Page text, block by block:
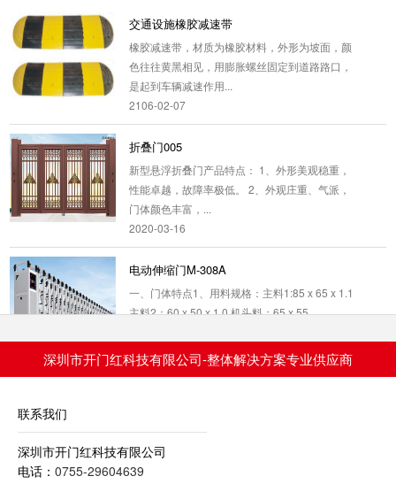
交通设施橡胶减速带
橡胶减速带，材质为橡胶材料，外形为坡面，颜
色往往黄黑相见，用膨胀螺丝固定到道路路口，
是起到车辆减速作用...
2106-02-07
折叠门005
新型悬浮折叠门产品特点： 1、外形美观稳重，
性能卓越，故障率极低。 2、外观庄重、气派，
门体颜色丰富，...
2020-03-16
电动伸缩门M-308A
一、门体特点1、用料规格：主料1:85 x 65 x 1.1
主料2：60 x 50 x 1.0 机头料：65 x 55...
度；●采用无固定方...
2021-04-08
深圳市开门红科技有限公司-整体解决方案专业供应商
联系我们
深圳市开门红科技有限公司
电话： 0755-29604639